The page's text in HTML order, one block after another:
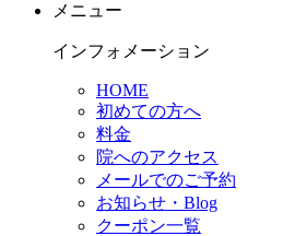
メニュー
インフォメーション
HOME
初めての方へ
料金
院へのアクセス
メールでのご予約
お知らせ・Blog
クーポン一覧